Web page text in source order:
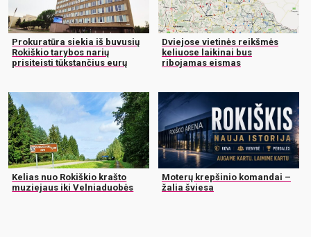
Prokuratūra siekia iš buvusių
Rokiškio tarybos narių
prisiteisti tūkstančius eurų
Dviejose vietinės reikšmės
keliuose laikinai bus
ribojamas eismas
Kelias nuo Rokiškio krašto
muziejaus iki Velniaduobės
Moterų krepšinio komandai –
žalia šviesa